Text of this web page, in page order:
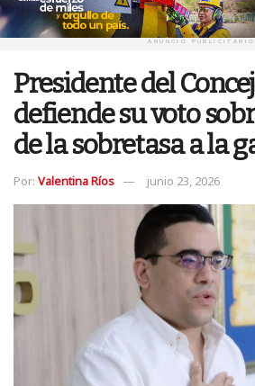
ANUNCIO PUBLICITARIO
Presidente del
defiende su voto
de la sobretasa a la
Por: Valentina Ríos junio 23, 2026